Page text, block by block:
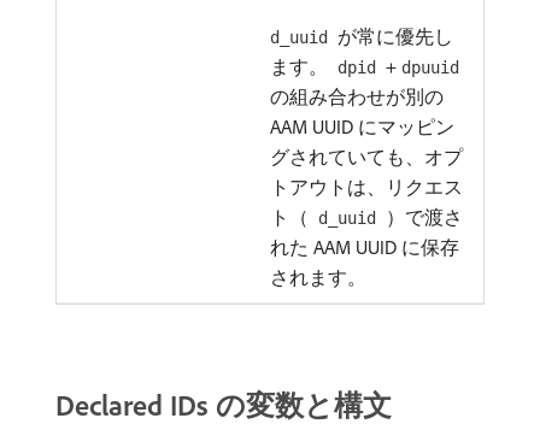
d_uuid が常に優先し
ます。
dpid + dpuuid
の組み合わせが別の
AAM UUID にマッピン
グされていても、オプ
トアウトは、リクエス
ト（
d_uuid
）で渡さ
れた AAM UUID に保存
されます。
Declared IDs の変数と構文